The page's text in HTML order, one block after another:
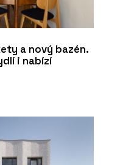
a nový bazén.
i nabízí